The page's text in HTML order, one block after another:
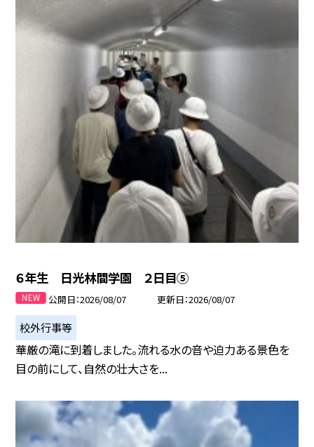
６年生 日光林間学園 ２日目⑤
公開日 2026/08/07 更新日 2026/08/07
校外行事等
華厳の滝に到着しました。流れる水の音や迫力ある景色を
目の前にして、自然の壮大さを...